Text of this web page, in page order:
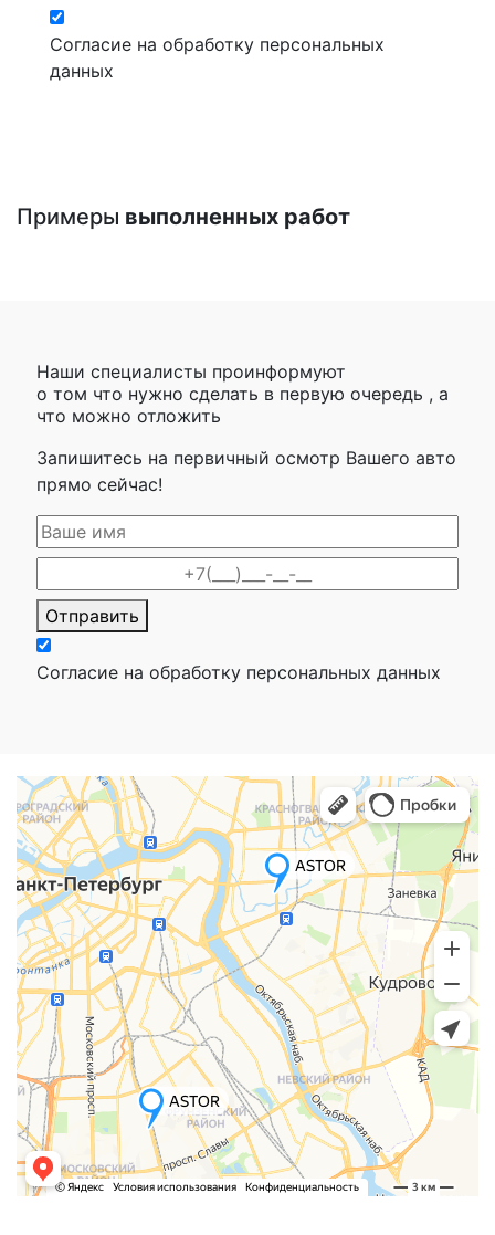
Согласие на обработку персональных
данных
Примеры выполненных работ
Наши специалисты проинформуют
о том что нужно сделать в первую очередь , а
что можно отложить
Запишитесь на первичный осмотр Вашего авто
прямо сейчас!
Отправить
Согласие на обработку персональных данных